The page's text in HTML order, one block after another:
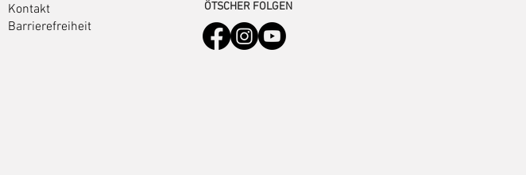
Kontakt
Barrierefreiheit
ÖTSCHER FOLGEN